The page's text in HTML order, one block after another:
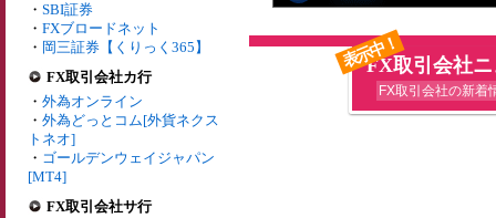
・ SBI証券
・ FXブロードネット
・ 岡三証券【くりっく365】
FX取引会社カ行
・ 外為オンライン
・ 外為どっとコム[外貨ネクス
トネオ]
・ ゴールデンウェイジャパン
[MT4]
FX取引会社サ行
表示中！
FX取引会社
FX取引会社の新着